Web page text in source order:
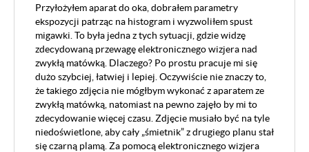
Przyłożyłem aparat do oka, dobrałem parametry
ekspozycji patrząc na histogram i wyzwoliłem spust
migawki. To była jedna z tych sytuacji, gdzie widzę
zdecydowaną przewagę elektronicznego wizjera nad
zwykłą matówką. Dlaczego? Po prostu pracuje mi się
dużo szybciej, łatwiej i lepiej. Oczywiście nie znaczy to,
że takiego zdjęcia nie mógłbym wykonać z aparatem ze
zwykłą matówką, natomiast na pewno zajęło by mi to
zdecydowanie więcej czasu. Zdjęcie musiało być na tyle
niedoświetlone, aby cały „śmietnik” z drugiego planu stał
się czarną plamą. Za pomocą elektronicznego wizjera